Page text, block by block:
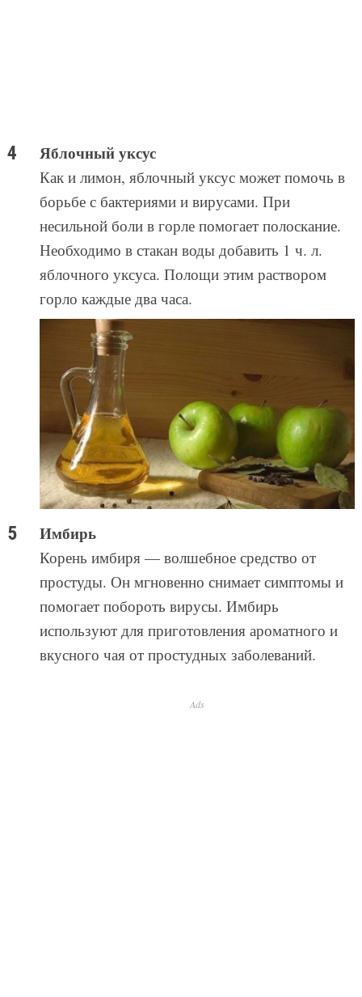
Яблочный уксус
Как и лимон, яблочный уксус может помочь в
борьбе с бактериями и вирусами. При
несильной боли в горле помогает полоскание.
Необходимо в стакан воды добавить 1 ч. л.
яблочного уксуса. Полощи этим раствором
горло каждые два часа.
Имбирь
Корень имбиря — волшебное средство от
простуды. Он мгновенно снимает симптомы и
помогает побороть вирусы. Имбирь
используют для приготовления ароматного и
вкусного чая от простудных заболеваний.
Ads